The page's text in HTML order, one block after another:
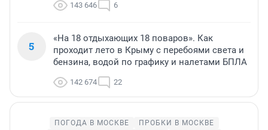
143 646 6
5
«На 18 отдыхающих 18 поваров». Как
проходит лето в Крыму с перебоями света и
бензина, водой по графику и налетами БПЛА
142 674 22
ПОГОДА В МОСКВЕ
ПРОБКИ В МОСКВЕ